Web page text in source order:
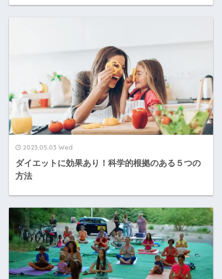
2023.05.03 Wed
ダイエットに効果あり！科学的根拠のある５つの
方法